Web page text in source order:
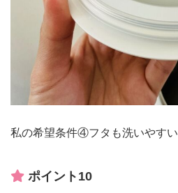
私の希望条件④フタも洗いやすい
ポイント10